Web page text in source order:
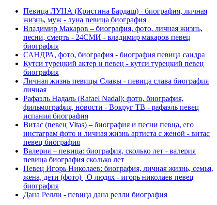
Певица ЛУНА (Кристина Бардаш) - биография, личная
жизнь, муж - луна певица биография
Владимир Макаров – биография, фото, личная жизнь,
песни, смерть - 24СМИ - владимир макаров певец
биография
САНДРА, фото, биография - биография певица сандра
Кутси турецкий актер и певец - кутси турецкий певец
биография
Личная жизнь певицы Славы - певица слава биография
личная
Рафаэль Надаль (Rafael Nadal): фото, биография,
фильмография, новости - Вокруг ТВ - рафаэль певец
испания биография
Витас (певец Vitas) – биография и песни певца, его
инстаграм фото и личная жизнь артиста с женой - витас
певец биография
Валерия – певица: биография, сколько лет - валерия
певица биография сколько лет
Певец Игорь Николаев: биография, личная жизнь, семья,
жена, дети (фото) | О людях - игорь николаев певец
биография
Дана Релли - певица дана релли биография